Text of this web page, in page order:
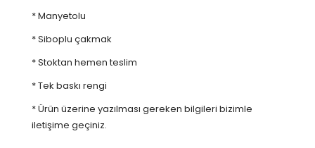
* Manyetolu
* Siboplu çakmak
* Stoktan hemen teslim
* Tek baskı rengi
* Ürün üzerine yazılması gereken bilgileri bizimle
iletişime geçiniz.